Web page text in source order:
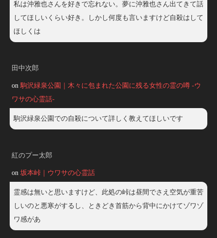
私は沖雅也さんを好きで忘れない。夢に沖雅也さん出てきて話
してほしいくらい好き。しかし何度も言いますけど自殺はして
ほしくは
田中次郎
on駒沢緑泉公園｜木々に包まれた公園に残る女性の霊の噂 -ウ
ワサの心霊話-
駒沢緑泉公園での自殺について詳しく教えてほしいです
紅のプー太郎
on 坂本峠｜ウワサの心霊話
霊感は無いと思いますけど、此処の峠は昼間でさえ空気が重苦
しいのと悪寒がするし、ときどき首筋から背中にかけてゾワゾ
ワ感があ